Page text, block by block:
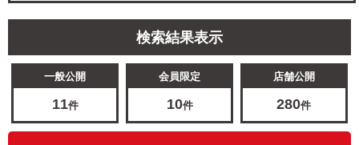
検索結果表示
一般公開
11件
会員限定
10件
店舗公開
280件